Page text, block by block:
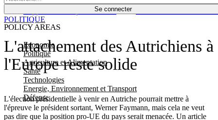
Se connecter
POLICY AREAS
Economie
Politique
Agriculture et Alimentation
Santé
Technologies
Energie, Environnement et Transport
Défense
Économie
L'attachement des Autrichiens à
l'Europe reste solide
L'élection présidentielle à venir en Autriche pourrait mettre à
l'épreuve le président sortant, Werner Faymann, mais cela ne veut
pas dire que la position pro-UE du pays serait menacée. Un article
POLITIQUE